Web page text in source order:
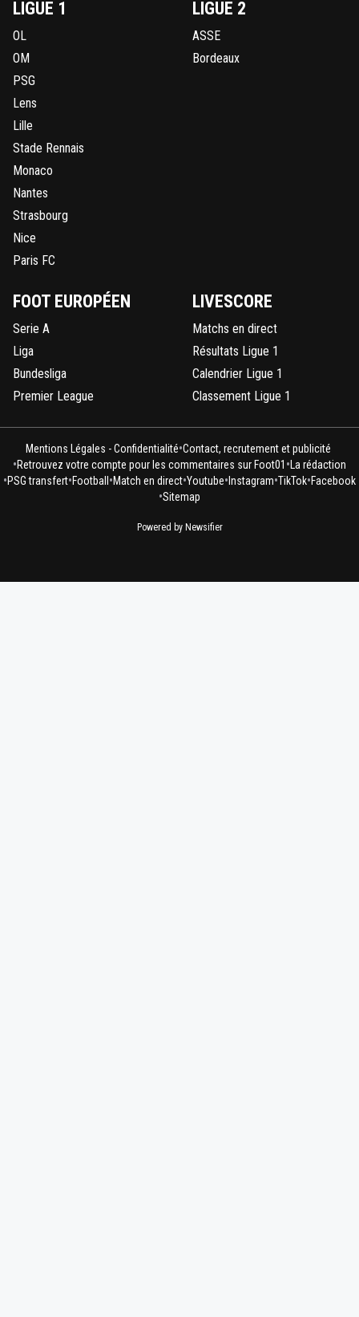
LIGUE 1
OL
OM
PSG
Lens
Lille
Stade Rennais
Monaco
Nantes
Strasbourg
Nice
Paris FC
LIGUE 2
ASSE
Bordeaux
FOOT EUROPÉEN
Serie A
Liga
Bundesliga
Premier League
LIVESCORE
Matchs en direct
Résultats Ligue 1
Calendrier Ligue 1
Classement Ligue 1
Mentions Légales - Confidentialité•Contact, recrutement et publicité
•Retrouvez votre compte pour les commentaires sur Foot01 • La rédaction
•PSG transfert•Football •Match en direct•Youtube• Instagram•TikTok•Facebook
•Sitemap
Powered by Newsifier